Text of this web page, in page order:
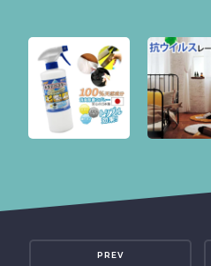
PREV